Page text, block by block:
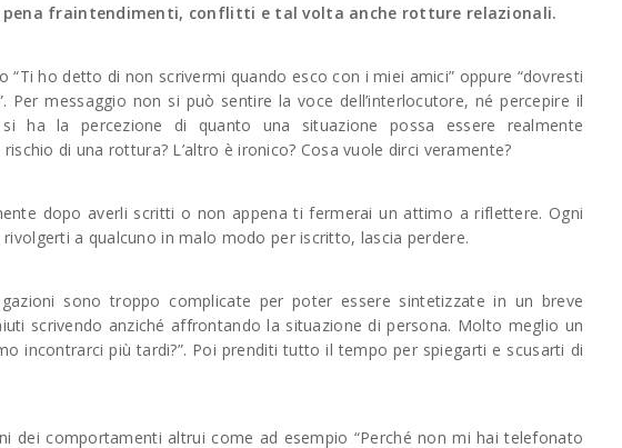
pena fraintendimenti, conflitti e tal volta anche rotture relazionali.
“Ti ho detto di non scrivermi quando esco con i miei amici” oppure “dovresti
Per messaggio non si può sentire la voce dell’interlocutore, né percepire il
ha la percezione di quanto una situazione possa essere realmente
rischio di una rottura? L’altro è ironico? Cosa vuole dirci veramente?
dopo averli scritti o non appena ti fermerai un attimo a riflettere. Ogni
a qualcuno in malo modo per iscritto, lascia perdere.
sono troppo complicate per poter essere sintetizzate in un breve
scrivendo anziché affrontando la situazione di persona. Molto meglio un
incontrarci più tardi?”. Poi prenditi tutto il tempo per spiegarti e scusarti di
dei comportamenti altrui come ad esempio “Perché non mi hai telefonato